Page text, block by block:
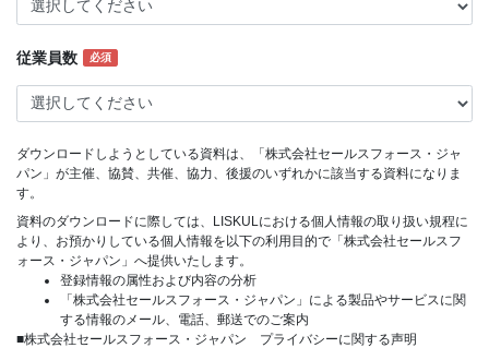
従業員数 必須
ダウンロードしようとしている資料は、「株式会社セールスフォース・ジャ
パン」が主催、協賛、共催、協力、後援のいずれかに該当する資料になりま
す。
資料のダウンロードに際しては、LISKULにおける個人情報の取り扱い規程に
より、お預かりしている個人情報を以下の利用目的で「株式会社セールスフ
ォース・ジャパン」へ提供いたします。
登録情報の属性および内容の分析
「株式会社セールスフォース・ジャパン」による製品やサービスに関
する情報のメール、電話、郵送でのご案内
■株式会社セールスフォース・ジャパン プライバシーに関する声明